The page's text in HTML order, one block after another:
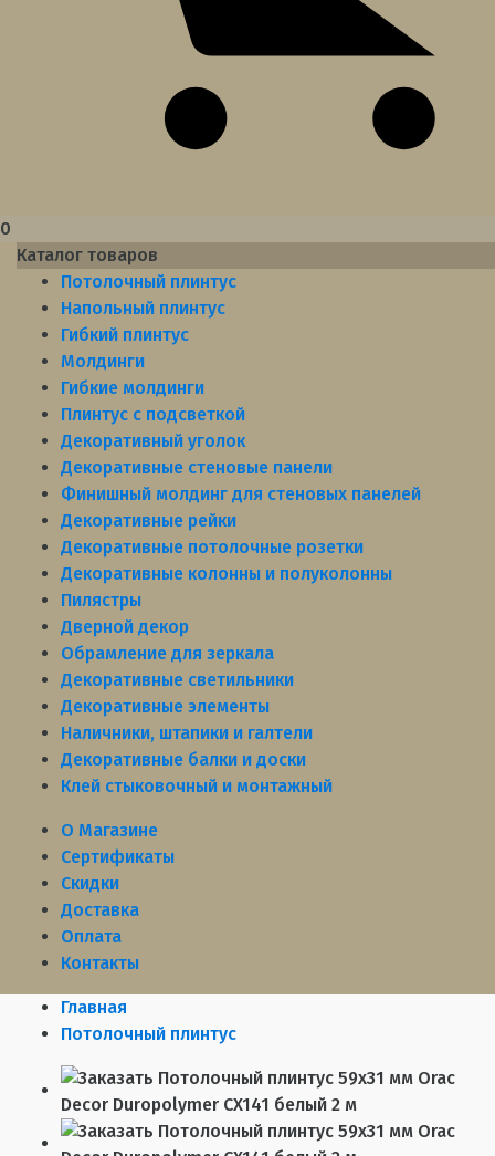
0
Каталог товаров
Потолочный плинтус
Напольный плинтус
Гибкий плинтус
Молдинги
Гибкие молдинги
Плинтус с подсветкой
Декоративный уголок
Декоративные стеновые панели
Финишный молдинг для стеновых панелей
Декоративные рейки
Декоративные потолочные розетки
Декоративные колонны и полуколонны
Пилястры
Дверной декор
Обрамление для зеркала
Декоративные светильники
Декоративные элементы
Наличники, штапики и галтели
Декоративные балки и доски
Клей стыковочный и монтажный
О Магазине
Сертификаты
Скидки
Доставка
Оплата
Контакты
Главная
Потолочный плинтус